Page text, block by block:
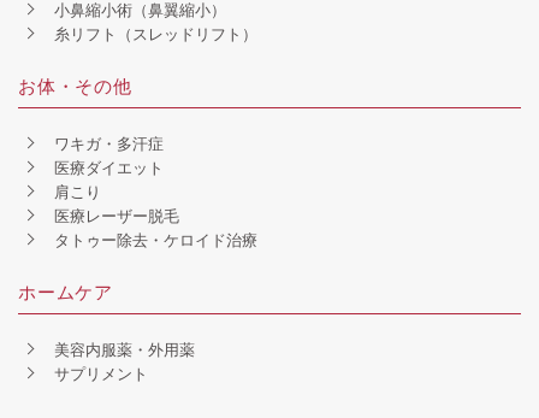
小鼻縮小術（鼻翼縮小）
糸リフト（スレッドリフト）
お体・その他
ワキガ・多汗症
医療ダイエット
肩こり
医療レーザー脱毛
タトゥー除去・ケロイド治療
ホームケア
美容内服薬・外用薬
サプリメント